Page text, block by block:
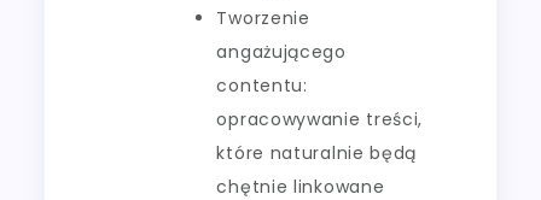
Tworzenie
angażującego
contentu:
opracowywanie treści,
które naturalnie będą
chętnie linkowane